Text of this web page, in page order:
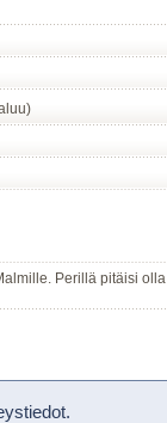
Perillä pitäisi